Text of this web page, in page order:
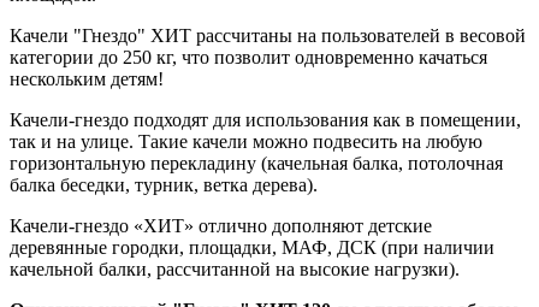
Качели "Гнездо" ХИТ рассчитаны на пользователей в весовой
категории до 250 кг, что позволит одновременно качаться
нескольким детям!
Качели-гнездо подходят для использования как в помещении,
так и на улице. Такие качели можно подвесить на любую
горизонтальную перекладину (качельная балка, потолочная
балка беседки, турник, ветка дерева).
Качели-гнездо «ХИТ» отлично дополняют детские
деревянные городки, площадки, МАФ, ДСК (при наличии
качельной балки, рассчитанной на высокие нагрузки).